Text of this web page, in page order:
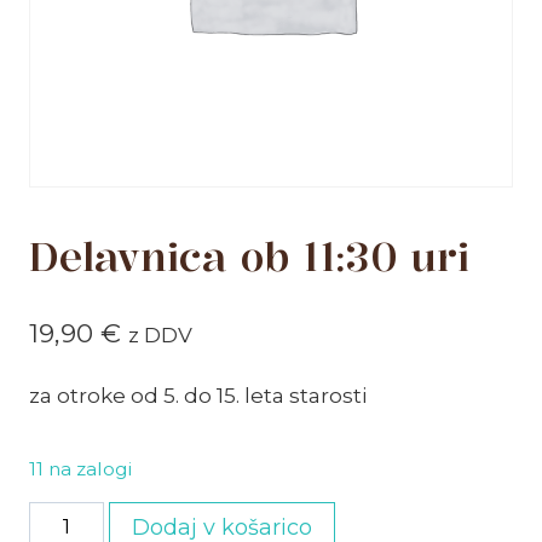
Delavnica ob 11:30 uri
19,90 € z DDV
za otroke od 5. do 15. leta starosti
11 na zalogi
Delavnica Dodaj v košarico